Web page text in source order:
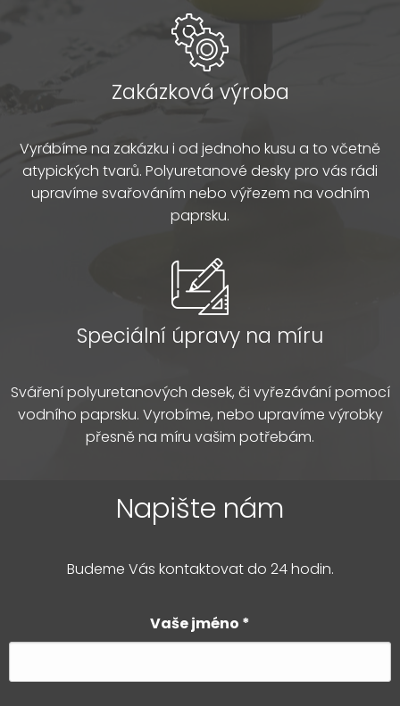
Zakázková výroba
Vyrábíme na zakázku i od jednoho kusu a to včetně
atypických tvarů. Polyuretanové desky pro vás rádi
upravíme svařováním nebo výřezem na vodním
paprsku.
Speciální úpravy na míru
Sváření polyuretanových desek, či vyřezávání pomocí
vodního paprsku. Vyrobíme, nebo upravíme výrobky
přesně na míru vašim potřebám.
Napište nám
Budeme Vás kontaktovat do 24 hodin.
Vaše jméno *